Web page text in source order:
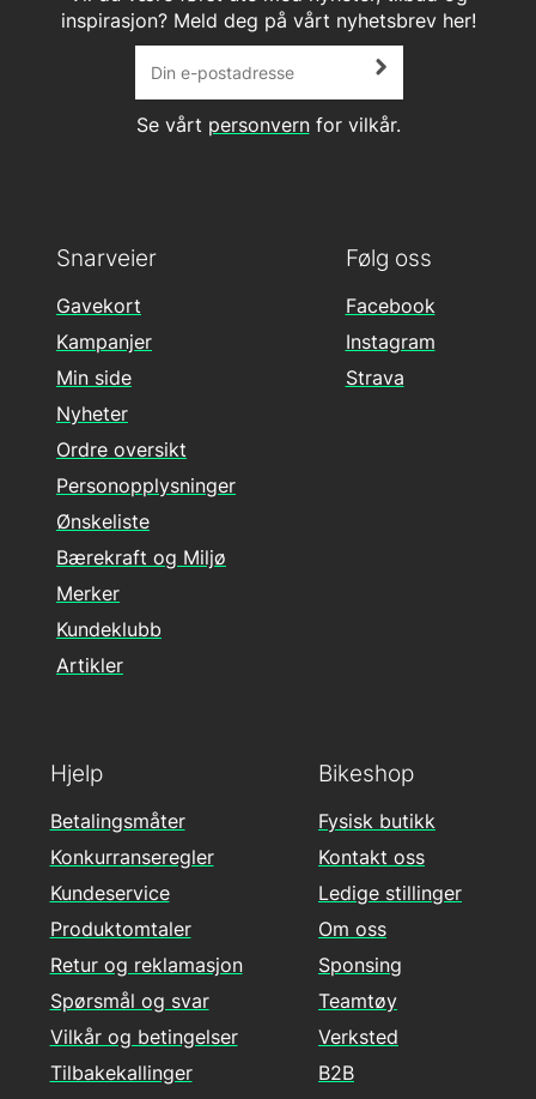
inspirasjon? Meld deg på vårt nyhetsbrev her!
Se vårt personvernfor vilkår.
Følg oss
Facebook
Instagram
Strava
Hjelp
Betalingsmåter
Konkurranseregler
Kundeservice
Produktomtaler
Retur og reklamasjon
Spørsmål og svar
Vilkår og betingelser
Tilbakekallinger
Snarveier
Gavekort
Kampanjer
Min side
Nyheter
Ordre oversikt
Personopplysninger
Ønskeliste
Bærekraft og Miljø
Merker
Kundeklubb
Artikler
Bikeshop
Fysisk butikk
Kontakt oss
Ledige stillinger
Om oss
Sponsing
Teamtøy
Verksted
B2B